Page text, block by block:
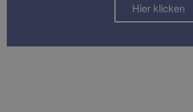
Hier klicken